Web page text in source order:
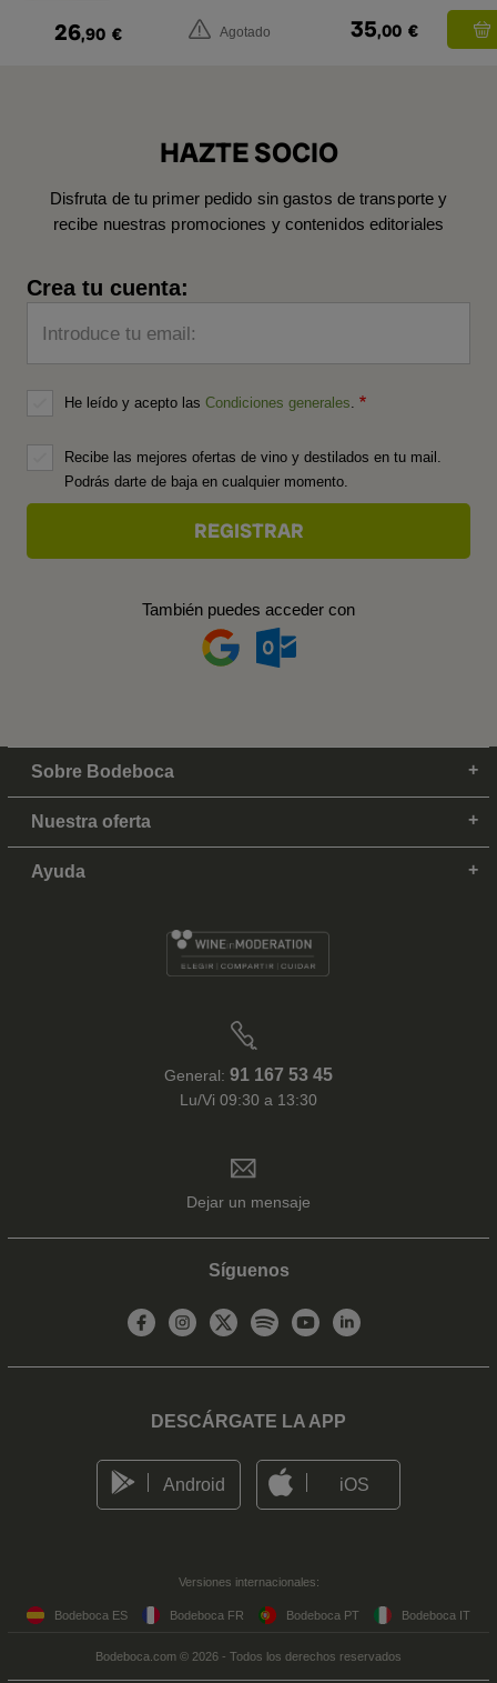
26,90 € Agotado 35,00 €
HAZTE SOCIO
Disfruta de tu primer pedido sin gastos de transporte y
recibe nuestras promociones y contenidos editoriales
Crea tu cuenta:
Introduce tu email:
He leído y acepto las Condiciones generales
Recibe las mejores ofertas de vino y destilados en tu mail.
Podrás darte de baja en cualquier momento.
También puedes acceder con
Sobre Bodeboca
Nuestra oferta
Ayuda
General: 91 167 53 45
Lu/Vi 09:30 a 13:30
Dejar un mensaje
Síguenos
DESCÁRGATE LA APP
Android iOS
Versiones internacionales:
Bodeboca ES Bodeboca FR Bodeboca PT Bodeboca IT
Bodeboca.com © 2026 - Todos los derechos reservados